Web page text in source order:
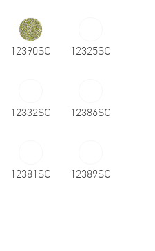
12390SC 12325SC
12332SC 12386SC
12381SC 12389SC